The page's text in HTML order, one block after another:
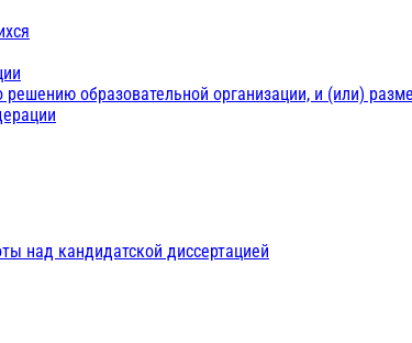
образовательной организации, и (или)
над кандидатской диссертацией